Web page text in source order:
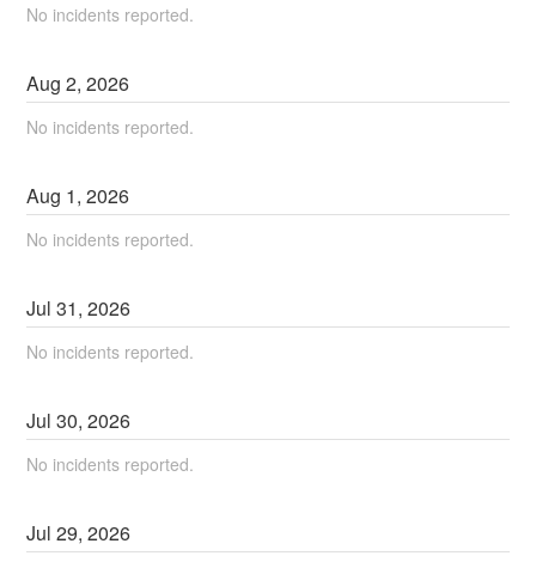
No incidents reported.
Aug2,2026
No incidents reported.
Aug 1,2026
No incidents reported.
Jul31,2026
No incidents reported.
Jul30,2026
No incidents reported.
Jul29,2026